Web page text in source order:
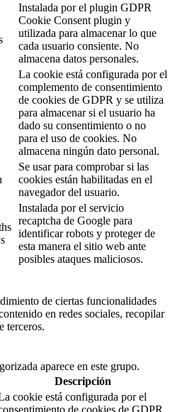
Instalada por el plugin GDPR
Cookie Consent plugin y
utilizada para almacenar lo que
cada usuario consiente. No
almacena datos personales.
La cookie está configurada por el
complemento de consentimiento
de cookies de GDPR y se utiliza
para almacenar si el usuario ha
dado su consentimiento o no
para el uso de cookies. No
almacena ningún dato personal.
Se usar para comprobar si las
cookies están habilitadas en el
navegador del usuario.
Instalada por el servicio
recaptcha de Google para
identificar robots y proteger de
esta manera el sitio web ante
posibles ataques maliciosos.
de ciertas funcionalidades
en redes sociales, recopilar
terceros.
aparece en este grupo.
Descripción
cookie está configurada por el
de cookies de GDPR